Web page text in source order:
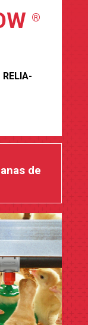
®
de